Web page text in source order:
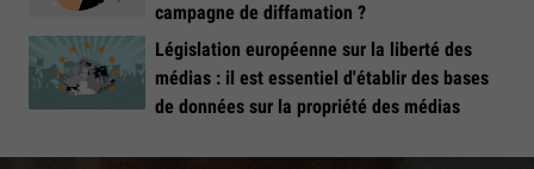
campagne de diffamation ?
Législation européenne sur la liberté des
médias : il est essentiel d'établir des bases
de données sur la propriété des médias